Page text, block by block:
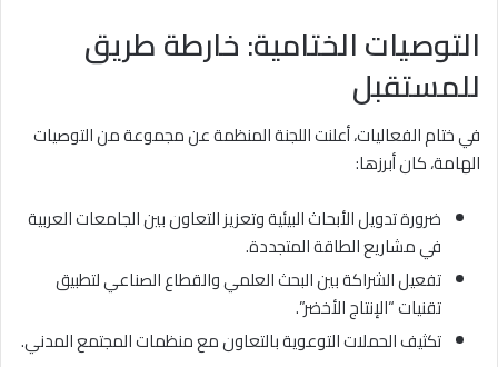
التوصيات الختامية: خارطة طريق
للمستقبل
في ختام الفعاليات، أعلنت اللجنة المنظمة عن مجموعة من التوصيات
الهامة، كان أبرزها:
ضرورة تدويل الأبحاث البيئية وتعزيز التعاون بين الجامعات العربية
في مشاريع الطاقة المتجددة.
تفعيل الشراكة بين البحث العلمي والقطاع الصناعي لتطبيق
تقنيات “الإنتاج الأخضر”.
تكثيف الحملات التوعوية بالتعاون مع منظمات المجتمع المدني.